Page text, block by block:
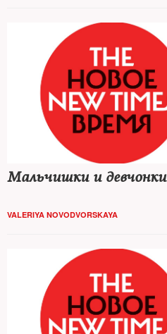
Мальчишки и девчонки
VALERIYA NOVODVORSKAYA